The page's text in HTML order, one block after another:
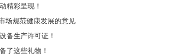
精彩呈现！
场规范健康发展的意见
备生产许可证！
了这些礼物！